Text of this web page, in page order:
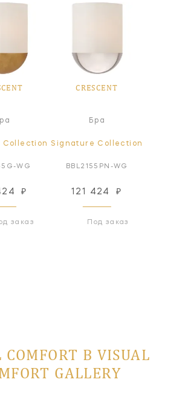
Collection
WG
₽
заказ
CRESCENT
Бра
Signature Collection
BBL2155PN-WG
121 424 ₽
Под заказ
COMFORT В VISUAL
GALLERY